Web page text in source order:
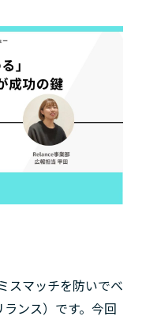
スマッチを防いでベ
ンス）です。今回